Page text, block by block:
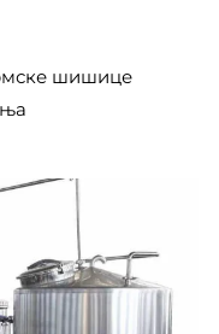
шишице